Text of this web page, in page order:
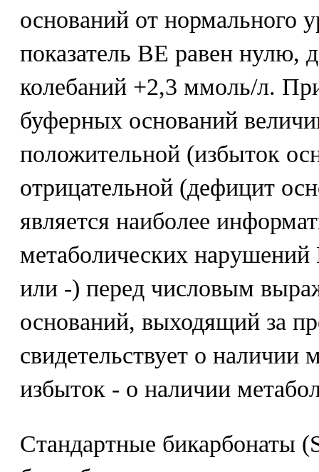
оснований от нормального
показатель BE равен нулю,
колебаний +2,3 ммоль/л.
буферных оснований
положительной (избыток
отрицательной (дефицит
является наиболее
метаболических
или -) перед числовым
оснований, выходящий за
свидетельствует о наличии
избыток - о наличии
Стандартные бикарбонаты